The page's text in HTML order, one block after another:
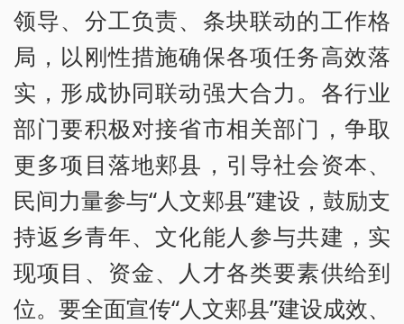
领导、分工负责、条块联动的工作格
局，以刚性措施确保各项任务高效落
实，形成协同联动强大合力。各行业
部门要积极对接省市相关部门，争取
更多项目落地郏县，引导社会资本、
民间力量参与“人文郏县”建设，鼓励支
持返乡青年、文化能人参与共建，实
现项目、资金、人才各类要素供给到
位。要全面宣传“人文郏县”建设成效、